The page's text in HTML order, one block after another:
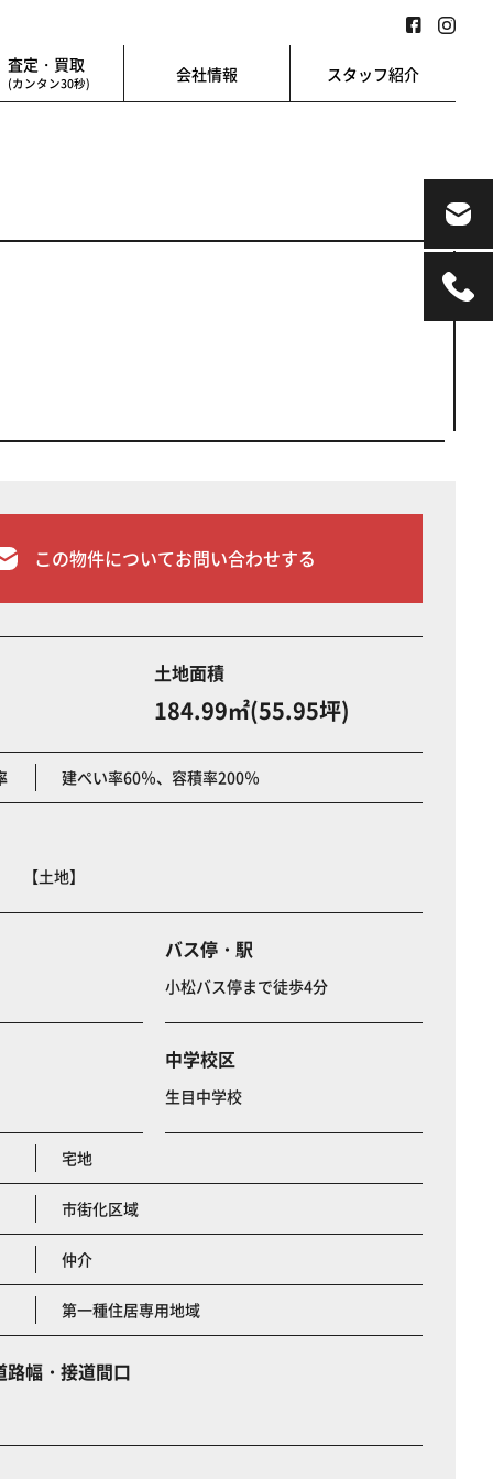
査定・買取
(カンタン30秒) 会社情報 スタッフ紹介
この物件についてお問い合わせする
土地面積
184.99㎡(55.95坪)
建ぺい率60％、容積率200％
【土地】
バス停・駅
小松バス停まで徒歩4分
中学校区
生目中学校
宅地
市街化区域
仲介
第一種住居専用地域
路幅・接道間口